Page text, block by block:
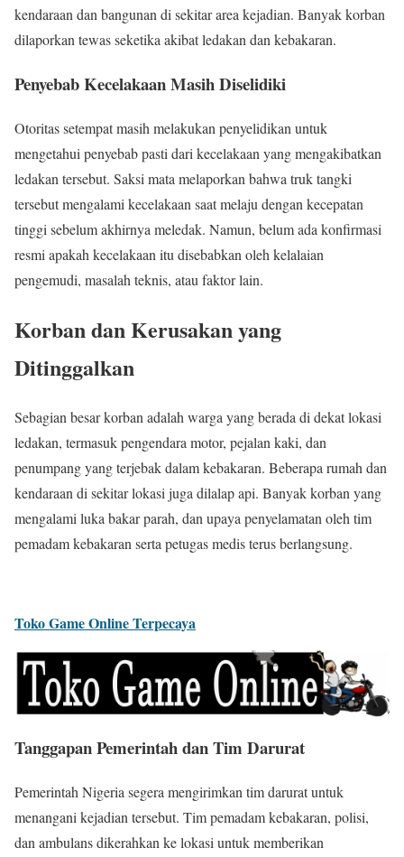
kendaraan dan bangunan di sekitar area kejadian. Banyak korban
dilaporkan tewas seketika akibat ledakan dan kebakaran.
Penyebab Kecelakaan Masih Diselidiki
Otoritas setempat masih melakukan penyelidikan untuk
mengetahui penyebab pasti dari kecelakaan yang mengakibatkan
ledakan tersebut. Saksi mata melaporkan bahwa truk tangki
tersebut mengalami kecelakaan saat melaju dengan kecepatan
tinggi sebelum akhirnya meledak. Namun, belum ada konfirmasi
resmi apakah kecelakaan itu disebabkan oleh kelalaian
pengemudi, masalah teknis, atau faktor lain.
Korban dan Kerusakan yang
Ditinggalkan
Sebagian besar korban adalah warga yang berada di dekat lokasi
ledakan, termasuk pengendara motor, pejalan kaki, dan
penumpang yang terjebak dalam kebakaran. Beberapa rumah dan
kendaraan di sekitar lokasi juga dilalap api. Banyak korban yang
mengalami luka bakar parah, dan upaya penyelamatan oleh tim
pemadam kebakaran serta petugas medis terus berlangsung.
Toko Game Online Terpecaya
Tanggapan Pemerintah dan Tim Darurat
Pemerintah Nigeria segera mengirimkan tim darurat untuk
menangani kejadian tersebut. Tim pemadam kebakaran, polisi,
dan ambulans dikerahkan ke lokasi untuk memberikan